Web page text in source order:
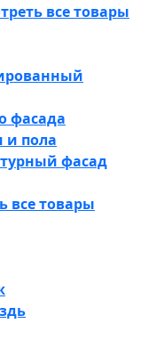
все товары
фасада
и пола
фасад
все товары